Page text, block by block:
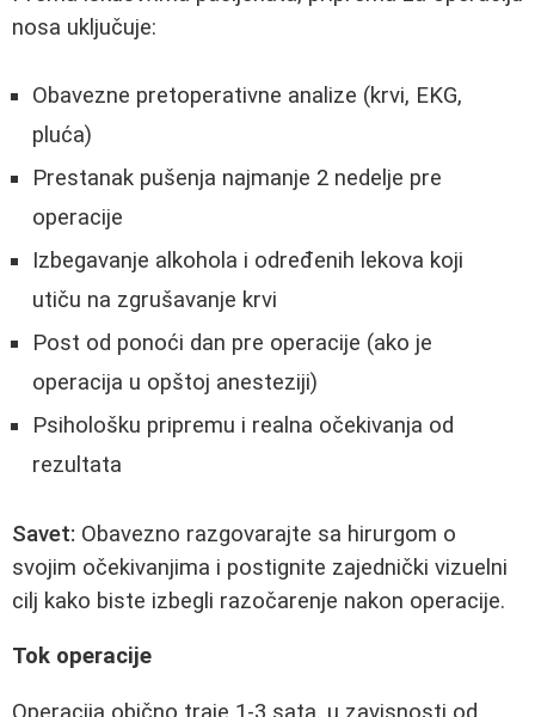
nosa uključuje:
Obavezne pretoperativne analize (krvi, EKG,
pluća)
Prestanak pušenja najmanje 2 nedelje pre
operacije
Izbegavanje alkohola i određenih lekova koji
utiču na zgrušavanje krvi
Post od ponoći dan pre operacije (ako je
operacija u opštoj anesteziji)
Psihološku pripremu i realna očekivanja od
rezultata
Savet: Obavezno razgovarajte sa hirurgom o
svojim očekivanjima i postignite zajednički vizuelni
cilj kako biste izbegli razočarenje nakon operacije.
Tok operacije